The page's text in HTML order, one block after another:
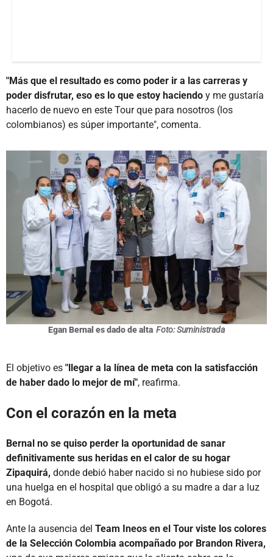
"Más que el resultado es como poder ir a las carreras y
poder disfrutar, eso es lo que estoy haciendo y me gustaría
hacerlo de nuevo en este Tour que para nosotros (los
colombianos) es súper importante", comenta.
Egan Bernal es dado de alta Foto: Suministrada
El objetivo es "llegar a la línea de meta con la satisfacción
de haber dado lo mejor de mí", reafirma.
Con el corazón en la meta
Bernal no se quiso perder la oportunidad de sanar
definitivamente sus heridas en el calor de su hogar
Zipaquirá, donde debió haber nacido si no hubiese sido por
una huelga en el hospital que obligó a su madre a dar a luz
en Bogotá.
Ante la ausencia del Team Ineos en el Tour viste los colores
de la Selección Colombia acompañado por Brandon Rivera,